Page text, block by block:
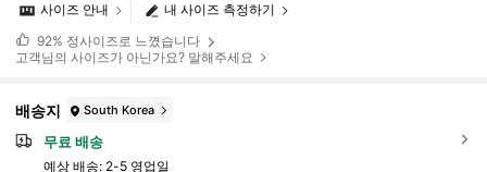
내 사이즈 측정하기
사이즈 안내
92% 정사이즈로 느꼈습니다
고객님의 사이즈가 아닌가요? 말해주세요
배송지 South Korea
무료 배송
예상 배송: 2-5 영업일